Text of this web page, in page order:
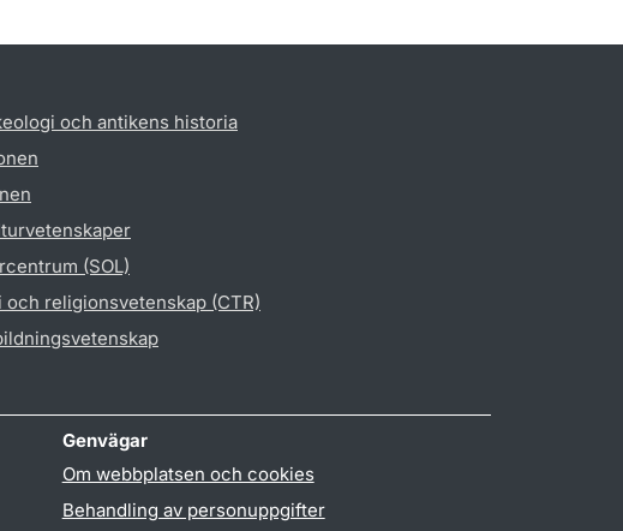
och antikens historia
(SOL)
religionsvetenskap (CTR)
Genvägar
Om webbplatsen och cookies
Behandling av personuppgifter